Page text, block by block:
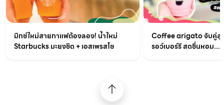
มิกซ์ใหม่สายกาแฟต้องลอง! น้ำใหม่
Starbucks มะยงชิด + เอสเพรสโซ
Coffee arigato จับคู่สุ
รอว์เบอร์รี สดชื่นหอม...